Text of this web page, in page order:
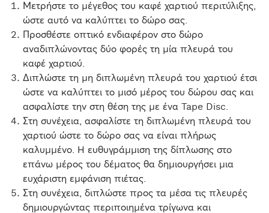
Μετρήστε το μέγεθος του καφέ χαρτιού περιτύλιξης,
ώστε αυτό να καλύπτει το δώρο σας.
Προσθέστε οπτικό ενδιαφέρον στο δώρο
αναδιπλώνοντας δύο φορές τη μία πλευρά του
καφέ χαρτιού.
Διπλώστε τη μη διπλωμένη πλευρά του χαρτιού έτσι
ώστε να καλύπτει το μισό μέρος του δώρου σας και
ασφαλίστε την στη θέση της με ένα Tape Disc.
Στη συνέχεια, ασφαλίστε τη διπλωμένη πλευρά του
χαρτιού ώστε το δώρο σας να είναι πλήρως
καλυμμένο. Η ευθυγράμμιση της δίπλωσης στο
επάνω μέρος του δέματος θα δημιουργήσει μια
ευχάριστη εμφάνιση πιέτας.
Στη συνέχεια, διπλώστε προς τα μέσα τις πλευρές
δημιουργώντας περιποιημένα τρίγωνα και